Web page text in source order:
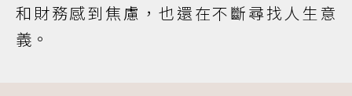
和財務感到焦慮，也還在不斷尋找人生意
義。